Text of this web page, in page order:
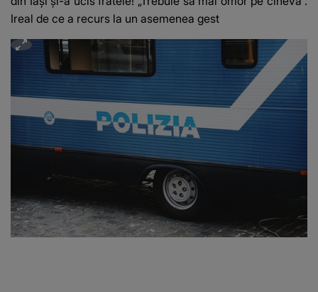
Ireal de ce a recurs la un asemenea gest